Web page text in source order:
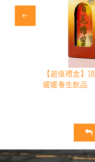
【超值禮盒】
暖暖養生飲品